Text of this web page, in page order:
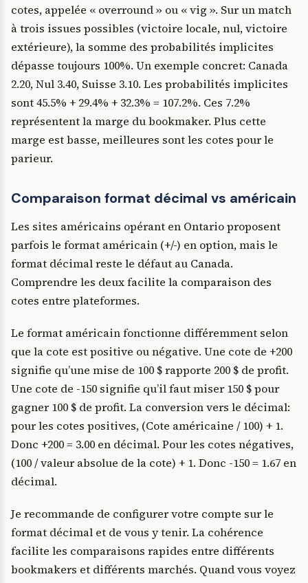
cotes, appelée « overround » ou « vig ». Sur un match
à trois issues possibles (victoire locale, nul, victoire
extérieure), la somme des probabilités implicites
dépasse toujours 100%. Un exemple concret: Canada
2.20, Nul 3.40, Suisse 3.10. Les probabilités implicites
sont 45.5% + 29.4% + 32.3% = 107.2%. Ces 7.2%
représentent la marge du bookmaker. Plus cette
marge est basse, meilleures sont les cotes pour le
parieur.
Comparaison format décimal vs américain
Les sites américains opérant en Ontario proposent
parfois le format américain (+/-) en option, mais le
format décimal reste le défaut au Canada.
Comprendre les deux facilite la comparaison des
cotes entre plateformes.
Le format américain fonctionne différemment selon
que la cote est positive ou négative. Une cote de +200
signifie qu’une mise de 100 $ rapporte 200 $ de profit.
Une cote de -150 signifie qu’il faut miser 150 $ pour
gagner 100 $ de profit. La conversion vers le décimal:
pour les cotes positives, (Cote américaine / 100) + 1.
Donc +200 = 3.00 en décimal. Pour les cotes négatives,
(100 / valeur absolue de la cote) + 1. Donc -150 = 1.67 en
décimal.
Je recommande de configurer votre compte sur le
format décimal et de vous y tenir. La cohérence
facilite les comparaisons rapides entre différents
bookmakers et différents marchés. Quand vous voyez